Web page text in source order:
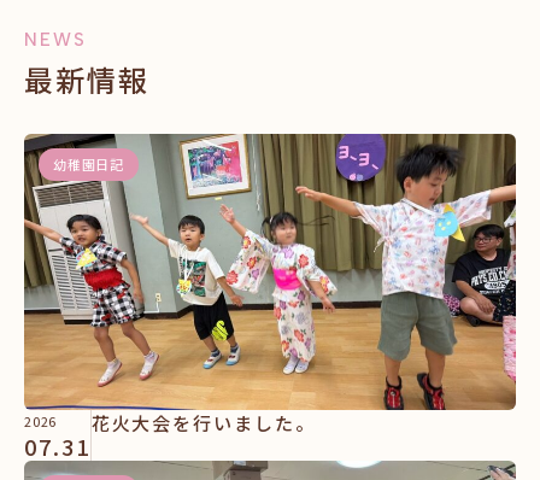
NEWS
最新情報
幼稚園日記
2026
07.31
花火大会を行いました。